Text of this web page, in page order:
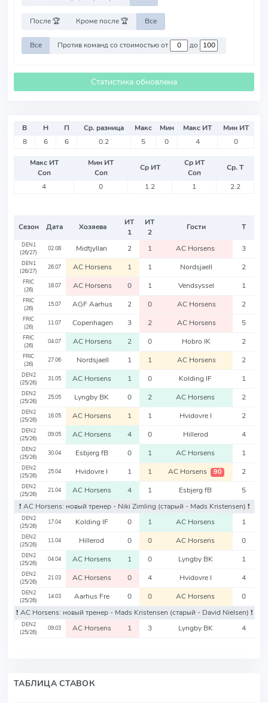
После 🏆 Кроме после 🏆 Все
Все Против команд со стоимостью от до
Статистика обновлена
В Н П Ср. разница Макс Мин Макс ИТ
Мин ИТ
8
6 6 0.2 5 0 4 0
Макс ИТ
Соп
Мин ИТ
Соп
Ср ИТ
Ср ИТ
Соп
Ср. Т
4
0 1.2 1 2.2
Сезон Дата Хозяева
ИТ
1
ИТ
2
Гости Т
DEN1
(26/27)
02.08 Midtjyllan 2 1 AC Horsens 3
DEN1
(26/27)
26.07 AC Horsens 1 1 Nordsjaell 2
FRIC
(26)
18.07 AC Horsens 0 1 Vendsyssel 1
FRIC
(26)
15.07 AGF Aarhus 2 0 AC Horsens 2
FRIC
(26)
11.07 Copenhagen 3 2 AC Horsens 5
FRIC
(26)
04.07 AC Horsens 2 0 Hobro IK 2
FRIC
(26)
27.06 Nordsjaell 1 1 AC Horsens 2
DEN2
(25/26)
31.05 AC Horsens 1 0 Kolding IF 1
DEN2
(25/26)
25.05 Lyngby BK 0 2 AC Horsens 2
DEN2
(25/26)
16.05 AC Horsens 1 1 Hvidovre I 2
DEN2
(25/26)
09.05 AC Horsens 4 0 Hillerod 4
DEN2
(25/26)
30.04 Esbjerg fB 0 1 AC Horsens 1
DEN2
(25/26)
25.04 Hvidovre I 1 1 AC Horsens 90 2
DEN2
(25/26)
21.04 AC Horsens 4 1 Esbjerg fB
5
❗️ AC Horsens: новый тренер - Niki Zimling (старый - Mads Kristensen) ❗️
DEN2
(25/26)
17.04 Kolding IF 0 1 AC Horsens 1
DEN2
(25/26)
11.04 Hillerod 0 0 AC Horsens 0
DEN2
(25/26)
04.04 AC Horsens 1 0 Lyngby BK 1
DEN2
(25/26)
21.03 AC Horsens 0 4 Hvidovre I 4
DEN2
(25/26)
14.03 Aarhus Fre 0 0 AC Horsens
0
❗️ AC Horsens: новый тренер - Mads Kristensen (старый - David Nielsen) ❗️
DEN2
(25/26)
09.03 AC Horsens 1 3 Lyngby BK 4
ТАБЛИЦА СТАВОК